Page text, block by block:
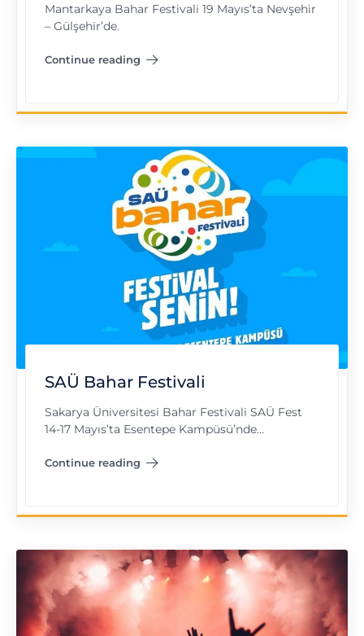
Mantarkaya Bahar Festivali 19 Mayıs’ta Nevşehir
– Gülşehir’de.
Continue reading
"Mantarkaya Bahar Festivali"
SAÜ Bahar Festivali
Sakarya Üniversitesi Bahar Festivali SAÜ Fest
14-17 Mayıs’ta Esentepe Kampüsü’nde…
Continue reading
"SAÜ Bahar Festivali"